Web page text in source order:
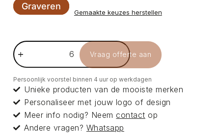
Graveren
Gemaakte keuzes herstellen
Vraag offerte aan
Persoonlijk voorstel binnen 4 uur op werkdagen
Unieke producten van de mooiste merken
Personaliseer met jouw logo of design
Meer info nodig? Neemcontact op
Andere vragen? Whatsapp